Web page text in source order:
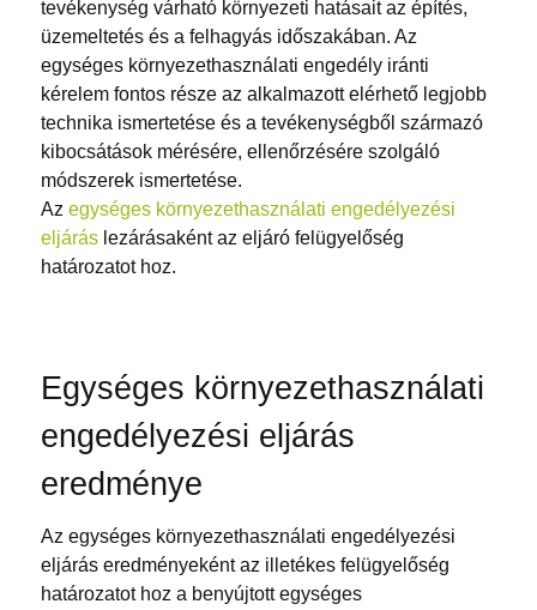
tevékenység várható környezeti hatásait az építés,
üzemeltetés és a felhagyás időszakában. Az
egységes környezethasználati engedély iránti
kérelem fontos része az alkalmazott elérhető legjobb
technika ismertetése és a tevékenységből származó
kibocsátások mérésére, ellenőrzésére szolgáló
módszerek ismertetése.
Az egységes környezethasználati engedélyezési
eljárás lezárásaként az eljáró felügyelőség
határozatot hoz.
Egységes környezethasználati
engedélyezési eljárás
eredménye
Az egységes környezethasználati engedélyezési
eljárás eredményeként az illetékes felügyelőség
határozatot hoz a benyújtott egységes